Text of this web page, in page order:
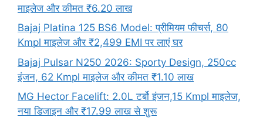
माइलेज और कीमत ₹6.20 लाख
Bajaj Platina 125 BS6 Model: प्रीमियम फीचर्स, 80
Kmpl माइलेज और ₹2,499 EMI पर लाएं घर
Bajaj Pulsar N250 2026: Sporty Design, 250cc
इंजन, 62 Kmpl माइलेज और कीमत ₹1.10 लाख
MG Hector Facelift: 2.0L टर्बो इंजन,15 Kmpl माइलेज,
नया डिजाइन और ₹17.99 लाख से शुरू